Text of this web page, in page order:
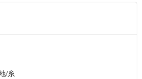
/糸